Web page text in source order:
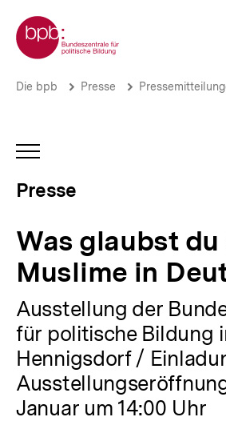
zum
Seiteninhalt
springen
Zur Startseite der bpb
Was
Muslime
bpb.de
Brotkrümelnavigation
Pfadnavigation
Die bpb Presse
INHALTSNAVIGATION
Presse
Was glaubst du
Muslime in
Ausstellung der
für politische Bildung
Hennigsdorf /
Januar um 14:00 Uhr